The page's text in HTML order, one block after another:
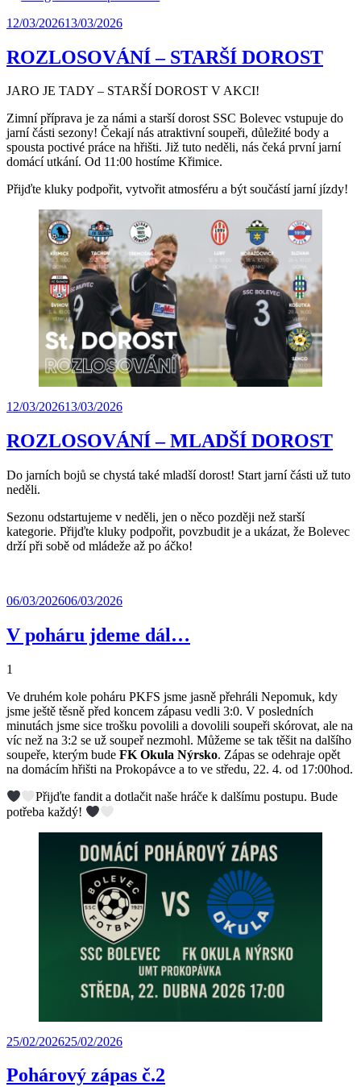
12/03/202613/03/2026
ROZLOSOVÁNÍ – STARŠÍ DOROST
JARO JE TADY – STARŠÍ DOROST V AKCI!
Zimní příprava je za námi a starší dorost SSC Bolevec vstupuje do
jarní části sezony! Čekají nás atraktivní soupeři, důležité body a
spousta poctivé práce na hřišti. Již tuto neděli, nás čeká první jarní
domácí utkání. Od 11:00 hostíme Křimice.
Přijďte kluky podpořit, vytvořit atmosféru a být součástí jarní jízdy!
12/03/202613/03/2026
ROZLOSOVÁNÍ – MLADŠÍ DOROST
Do jarních bojů se chystá také mladší dorost! Start jarní části už tuto
neděli.
Sezonu odstartujeme v neděli, jen o něco později než starší
kategorie. Přijďte kluky podpořit, povzbudit je a ukázat, že Bolevec
drží při sobě od mládeže až po áčko!
06/03/202606/03/2026
V poháru jdeme dál…
1
Ve druhém kole poháru PKFS jsme jasně přehráli Nepomuk, kdy
jsme ještě těsně před koncem zápasu vedli 3:0. V posledních
minutách jsme sice trošku povolili a dovolili soupeři skórovat, ale na
víc než na 3:2 se už soupeř nezmohl. Můžeme se tak těšit na dalšího
soupeře, kterým bude FK Okula Nýrsko. Zápas se odehraje opět
na domácím hřišti na Prokopávce a to ve středu, 22. 4. od 17:00hod.
Přijďte fandit a dotlačit naše hráče k dalšímu postupu. Bude
potřeba každý!
25/02/202625/02/2026
Pohárový zápas č.2